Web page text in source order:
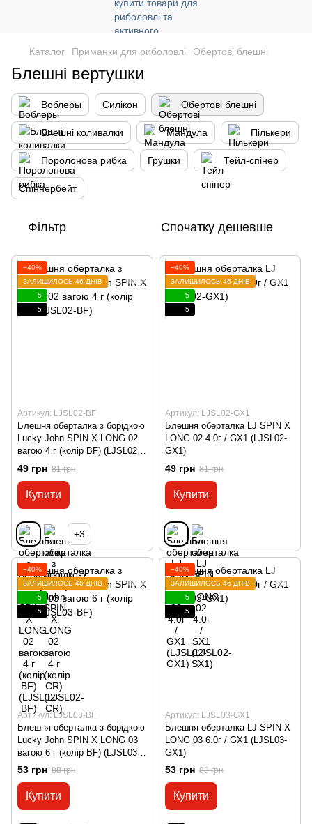
Каталог Приманки для риболовлі Обертові блешні
Блешні вертушки
Воблеры Силікон Обертові блешні
Блешні коливалки Мандула Пількери
Поролонова рибка Грушки Тейл-спінер
Спіннербейт
Фільтр Спочатку дешевше
−40%
ЗАЛИШИЛОСЬ 46 ДНІВ
5
5
Артикул: LJSL02-BF
Блешня оберталка з борідкою
Lucky John SPIN X LONG 02
вагою 4 г (колір BF) (LJSL02-
BF)
49 грн 81 грн
Купити
+3
−40%
ЗАЛИШИЛОСЬ 46 ДНІВ
5
5
Артикул: LJSL02-GX1
Блешня оберталка LJ SPIN X
LONG 02 4.0г / GX1 (LJSL02-
GX1)
49 грн 81 грн
Купити
−40%
ЗАЛИШИЛОСЬ 46 ДНІВ
5
5
Артикул: LJSL03-BF
Блешня оберталка з борідкою
Lucky John SPIN X LONG 03
вагою 6 г (колір BF) (LJSL03-
BF)
53 грн 88 грн
Купити
−40%
ЗАЛИШИЛОСЬ 46 ДНІВ
5
5
Артикул: LJSL03-GX1
Блешня оберталка LJ SPIN X
LONG 03 6.0г / GX1 (LJSL03-
GX1)
53 грн 88 грн
Купити